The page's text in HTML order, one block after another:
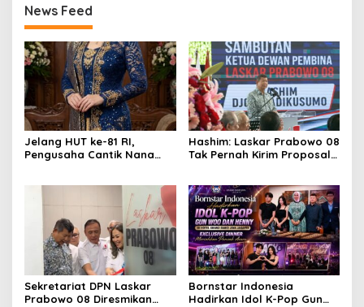
News Feed
Jelang HUT ke-81 RI,
Pengusaha Cantik Nana
Karya Nyata
Hashim: Laskar Prabowo 08
Tak Pernah Kirim Proposal
Sekretariat DPN Laskar
Prabowo 08 Diresmikan
Bornstar Indonesia
Hadirkan Idol K-Pop Gun